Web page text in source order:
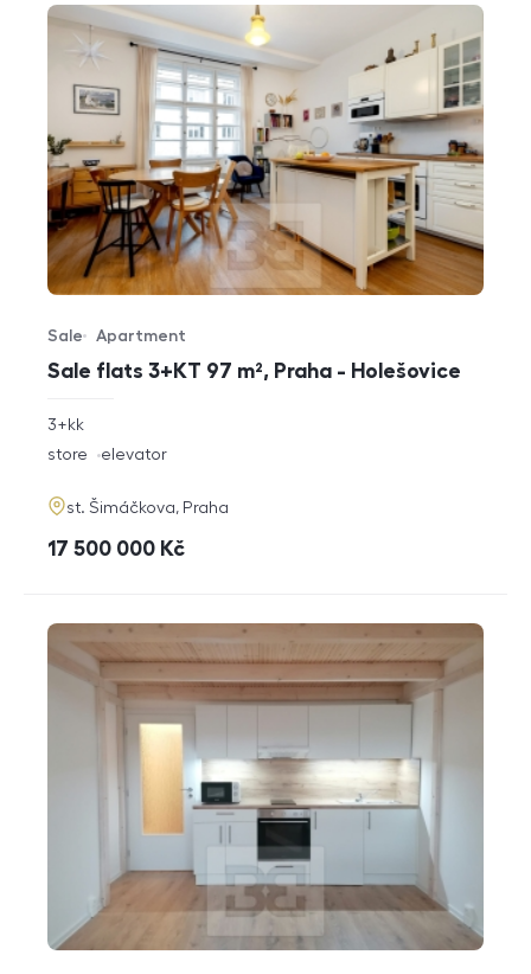
Sale flats 3+KT 97 m², Praha - Holešovice
Offer type
Sale
Property type
Apartment
rozměry
3+kk
funkce
store elevator
adresa
st. Šimáčkova, Praha
cena
17 500 000 Kč